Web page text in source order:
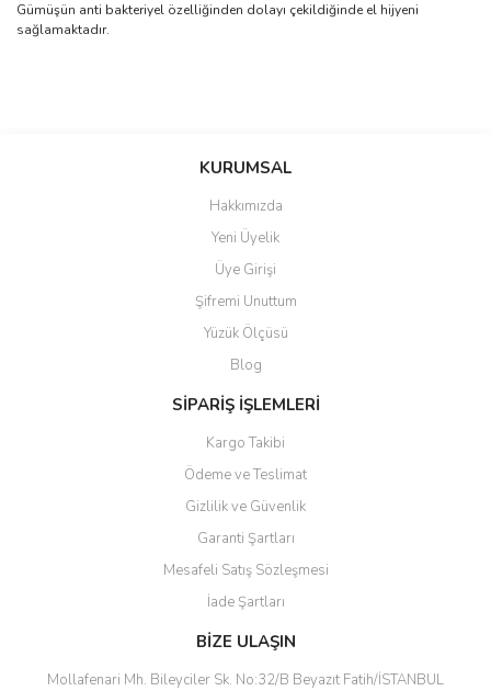
Gümüşün anti bakteriyel özelliğinden dolayı çekildiğinde el hijyeni
sağlamaktadır.
Bu ürüne ilk yorumu siz yapın!
Yorum Yaz
Ürün resmi kalitesiz, bozuk veya görüntülenemiyor.
Ürün açıklamasında eksik bilgiler bulunuyor.
Ürün bilgilerinde hatalar bulunuyor.
Ürün fiyatı diğer sitelerden daha pahalı.
Bu ürüne benzer farklı alternatifler olmalı.
Gönder
KURUMSAL
Hakkımızda
Yeni Üyelik
Üye Girişi
Şifremi Unuttum
Yüzük Ölçüsü
Blog
SİPARİŞ İŞLEMLERİ
Kargo Takibi
Ödeme ve Teslimat
Gizlilik ve Güvenlik
Garanti Şartları
Mesafeli Satış Sözleşmesi
İade Şartları
BİZE ULAŞIN
Mollafenari Mh. Bileyciler Sk. No:32/B Beyazıt Fatih/İSTANBUL